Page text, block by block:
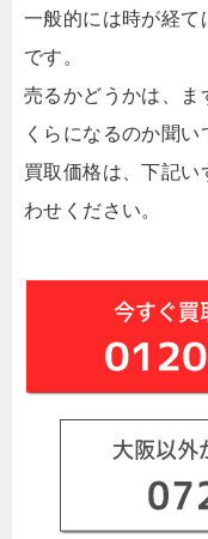
一般的には時が経て
です。
売るかどうかは、ま
くらになるのか聞い
買取価格は、下記い
わせください。